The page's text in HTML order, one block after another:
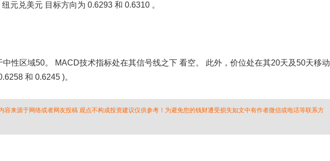
兑美元 目标方向为 0.6293 和 0.6310 。
中性区域50。 MACD技术指标处在其信号线之下 看空。 此外，价位处在其20天及50天移动
和 0.6245 )。
容来源于网络或者网友投稿 观点不构成投资建议仅供参考！为避免您的钱财遭受损失如文中有作者微信或电话等联系方